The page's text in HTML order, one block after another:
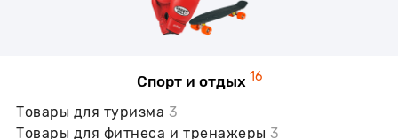
Спорт и отдых 16
Товары для туризма 3
Товары для фитнеса и тренажеры 3